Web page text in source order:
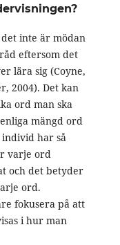
inte är mödan
eftersom det
lära sig (Coyne,
2004). Det kan
ord man ska
mängd ord
har så
varje ord
och det betyder
ord.
fokusera på att
i hur man